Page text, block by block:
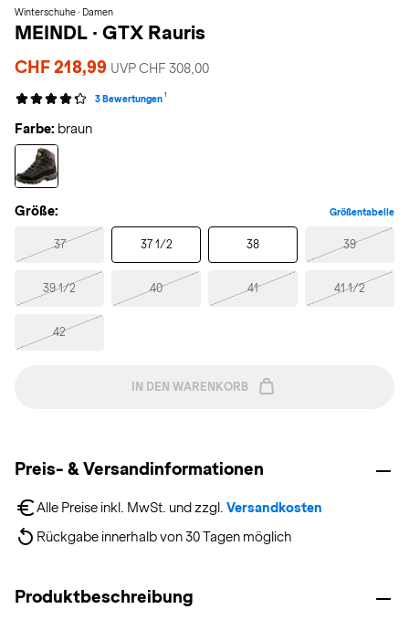
Winterschuhe · Damen
MEINDL · GTX Rauris
CHF 218,99 UVP CHF 308,00
3 Bewertungen 1
Farbe: braun
Größe: Größentabelle
37 37 1/2 38 39
39 1/2 40 41 41 1/2
42
IN DEN WARENKORB
Preis- & Versandinformationen
Alle Preise inkl. MwSt. und zzgl. Versandkosten
Rückgabe innerhalb von 30 Tagen möglich
Produktbeschreibung